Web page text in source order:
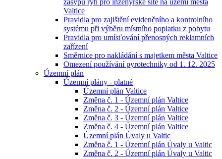
zásypů rýh pro inženýrské sítě na území města
Valtice
Pravidla pro zajištění evidenčního a kontrolního
systému při výběru místního poplatku z pobytu
Pravidla pro umísťování přenosných reklamních
zařízení
Směrnice pro nakládání s majetkem města Valtice
Omezení používání pyrotechniky od 1. 12. 2025
Územní plán
Územní plány - platné
Územní plán Valtice
Změna č. 1 - Územní plán Valtice
Změna č. 2 - Územní plán Valtice
Změna č. 3 - Územní plán Valtice
Změna č. 4 - Územní plán Valtice
Územní plán Úvaly u Valtic
Změna č. 1 - Územní plán Úvaly u Valtic
Změna č. 2 - Územní plán Úvaly u Valtic